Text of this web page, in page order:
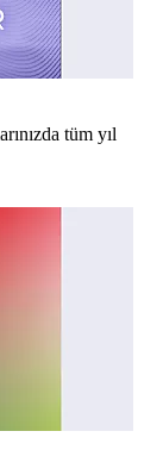
tüm yıl